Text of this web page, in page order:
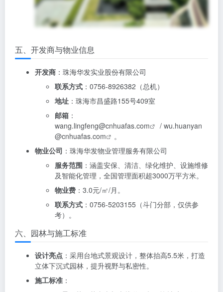
五、开发商与物业信息
开发商 ：珠海华发实业股份有限公司
联系方式 ：0756-8926382（总机）
地址 ：珠海市昌盛路155号409室
邮箱 ：
wang.lingfeng@cnhuafas.com
/ wu.huanyan
@cnhuafas.com
。
物业公司 ：珠海华发物业管理服务有限公司
服务范围 ：涵盖安保、清洁、绿化维护、设施维修
及智能化管理，全国管理面积超3000万平方米。
物业费 ：3.0元/㎡/月。
联系方式 ：0756-5203155（斗门分部，仅供参
考）。
六、园林与施工标准
设计亮点 ：采用台地式景观设计，整体抬高5.5米，打造
立体下沉式园林，提升视野与私密性。
施工标准 ：